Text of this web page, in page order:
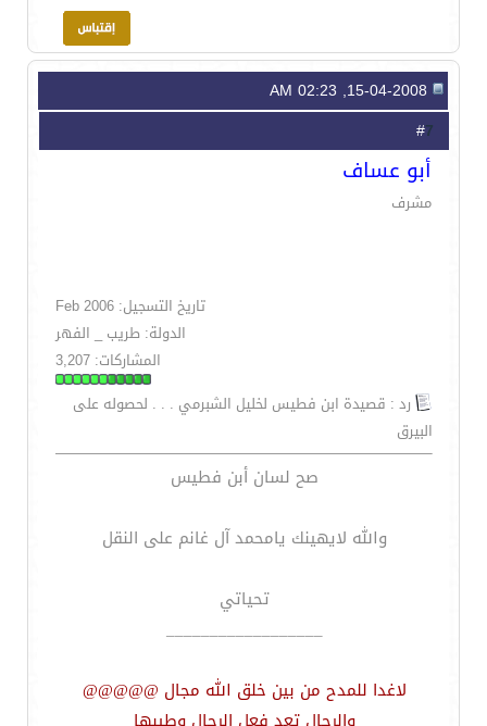
7
أبو عساف
مشرف
تاريخ التسجيل: Feb 2006
الدولة: طريب _ الفهر
المشاركات: 3,207
رد : قصيدة ابن فطيس لخليل الشبرمي . . . لحصوله على
البيرق
صح لسان أبن فطيس
والله لايهينك يامحمد آل غانم على النقل
تحياتي
__________________
لاغدا للمدح من بين خلق الله مجال @@@@@